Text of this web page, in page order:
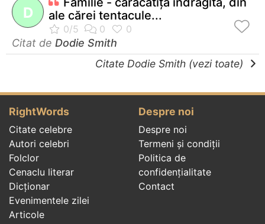
D
ale cărei tentacule...
Citat de Dodie Smith
Citate Dodie Smith (vezi toate)
RightWords
Citate celebre
Autori celebri
Folclor
Cenaclu literar
Dicționar
Evenimentele zilei
Articole
Despre noi
Despre noi
Termeni și condiții
Politica de
confidenţialitate
Contact